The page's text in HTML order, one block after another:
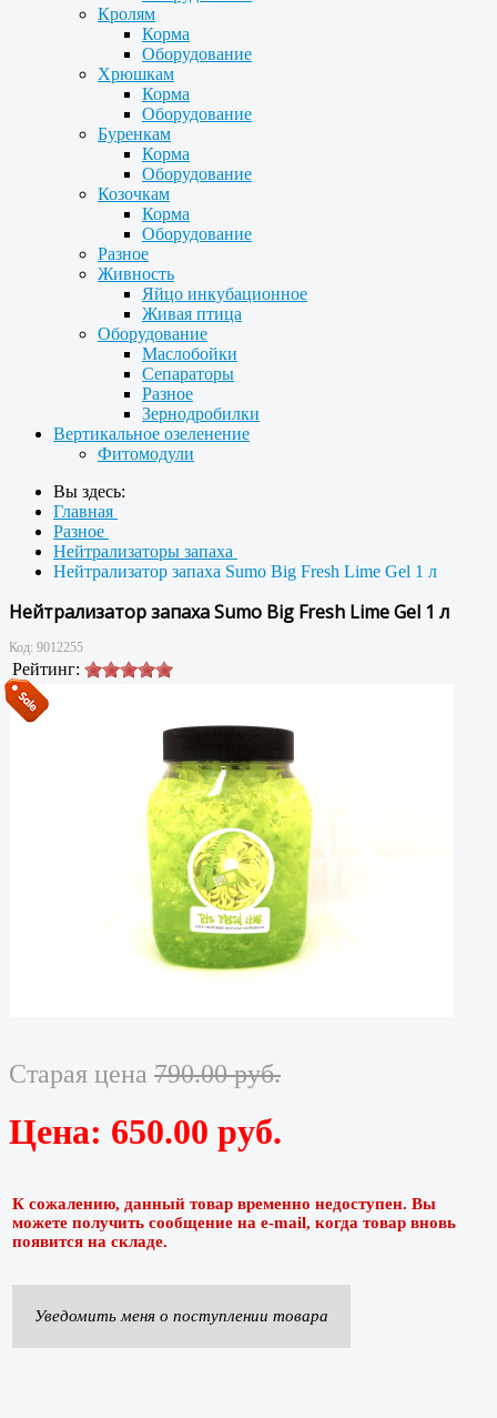
Кролям
Корма
Оборудование
Хрюшкам
Корма
Оборудование
Буренкам
Корма
Оборудование
Козочкам
Корма
Оборудование
Разное
Живность
Яйцо инкубационное
Живая птица
Оборудование
Маслобойки
Сепараторы
Разное
Зернодробилки
Вертикальное озеленение
Фитомодули
Вы здесь:
Главная
Разное
Нейтрализаторы запаха
Нейтрализатор запаха Sumo Big Fresh Lime Gel 1 л
Нейтрализатор запаха Sumo Big Fresh Lime Gel 1 л
Код: 9012255
Рейтинг:
Старая цена 790.00 руб.
Цена: 650.00 руб.
К сожалению, данный товар временно недоступен. Вы
можете получить сообщение на e-mail, когда товар вновь
появится на складе.
Уведомить меня о поступлении товара